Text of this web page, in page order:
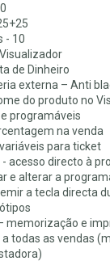
- 10
de Dinheiro
externa – Anti
do produto no
programáveis
na venda
para ticket
acesso directo à
e alterar a
a tecla directa
memorização e
todas as vendas